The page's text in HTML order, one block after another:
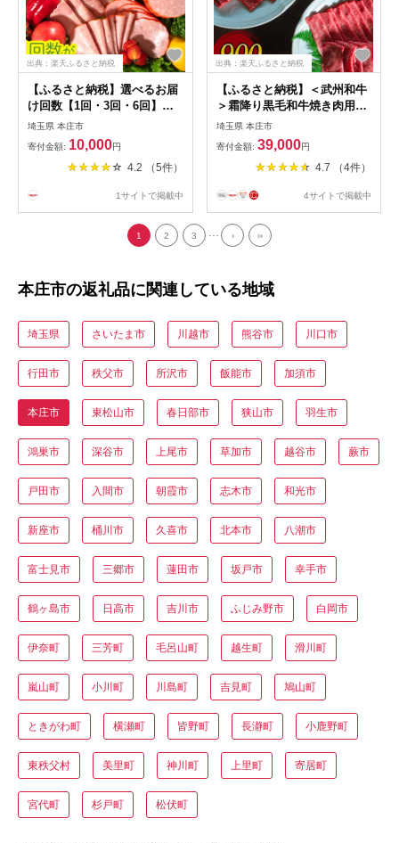
出典：楽天ふるさと納税
【ふるさと納税】選べるお届
け回数【1回・3回・6回】ま
るごと1本！チョップドハム
(2kg) ハム ブロック チョップ
ド 豚肉 豚 肉 朝食 お弁当 お
かず おつまみ ハムカツ ハム
F5K-041var
埼玉県 本庄市
寄付金額: 10,000円
4.2 （5件）
1サイトで掲載中
出典：楽天ふるさと納税
【ふるさと納税】＜武州和牛
＞霜降り黒毛和牛焼き肉用・
しゃぶしゃぶ用 900g (焼肉用
500g、しゃぶしゃぶ用 400g)
ブランド牛 銘柄牛 埼玉武州
和牛 黒毛和牛 和牛 霜降り 牛
当地 グルメ 食品 関東 F5K-
埼玉県 本庄市
寄付金額: 39,000円
4.7 （4件）
4サイトで掲載中
1 2 3 › ››
本庄市の返礼品に関連している地域
埼玉県 さいたま市 川越市 熊谷市 川口市
行田市 秩父市 所沢市 飯能市 加須市
本庄市 東松山市 春日部市 狭山市 羽生市
鴻巣市 深谷市 上尾市 草加市 越谷市 蕨市
戸田市 入間市 朝霞市 志木市 和光市
新座市 桶川市 久喜市 北本市 八潮市
富士見市 三郷市 蓮田市 坂戸市 幸手市
鶴ヶ島市 日高市 吉川市 ふじみ野市 白岡市
伊奈町 三芳町 毛呂山町 越生町 滑川町
嵐山町 小川町 川島町 吉見町 鳩山町
ときがわ町 横瀬町 皆野町 長瀞町 小鹿野町
東秩父村 美里町 神川町 上里町 寄居町
宮代町 杉戸町 松伏町